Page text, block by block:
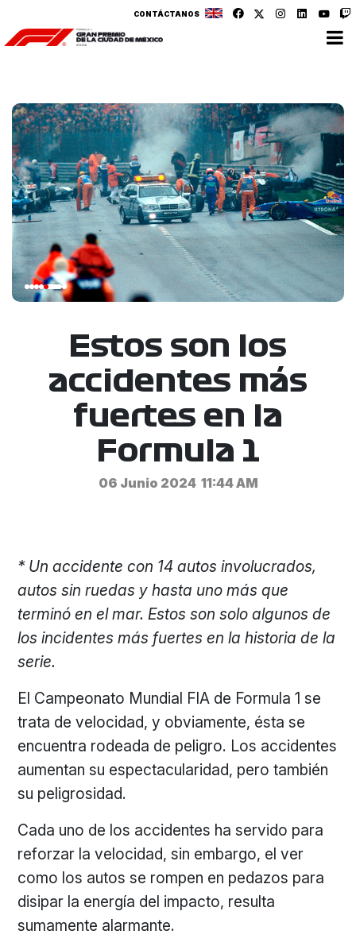
CONTÁCTANOS
Estos son los
accidentes más
fuertes en la
Formula 1
06 Junio 2024 11:44 AM
* Un accidente con 14 autos involucrados,
autos sin ruedas y hasta uno más que
terminó en el mar. Estos son solo algunos de
los incidentes más fuertes en la historia de la
serie.
El Campeonato Mundial FIA de Formula 1 se
trata de velocidad, y obviamente, ésta se
encuentra rodeada de peligro. Los accidentes
aumentan su espectacularidad, pero también
su peligrosidad.
Cada uno de los accidentes ha servido para
reforzar la velocidad, sin embargo, el ver
como los autos se rompen en pedazos para
disipar la energía del impacto, resulta
sumamente alarmante.